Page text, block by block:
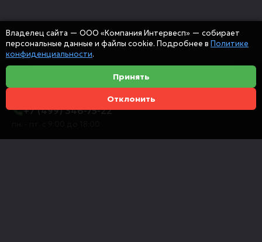
+7 (499) 346-75-22
Владелец сайта — ООО «Компания Интервесп» — собирает
персональные данные и файлы cookie. Подробнее в Политике
конфиденциальности.
Принять
Отклонить